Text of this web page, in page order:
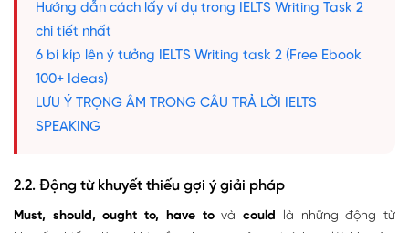
Hướng dẫn cách lấy ví dụ trong IELTS Writing Task 2
chi tiết nhất
6 bí kíp lên ý tưởng IELTS Writing task 2 (Free Ebook
100+ Ideas)
LƯU Ý TRỌNG ÂM TRONG CÂU TRẢ LỜI IELTS
SPEAKING
2.2. Động từ khuyết thiếu gợi ý giải pháp
Must, should, ought to, have tovà could là những động từ